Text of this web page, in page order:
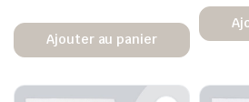
Ajouter au panier